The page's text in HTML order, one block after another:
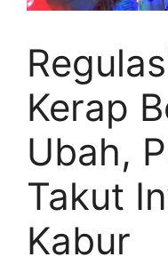
Kerap
Ubah,
Takut
Kabur